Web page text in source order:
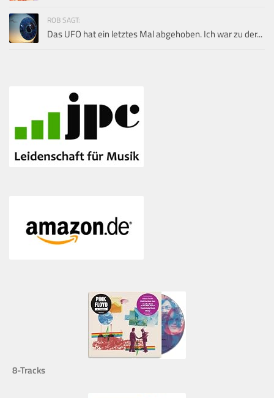
ROB SAGT:
Das UFO hat ein letztes Mal abgehoben. Ich war zu der...
8-Tracks